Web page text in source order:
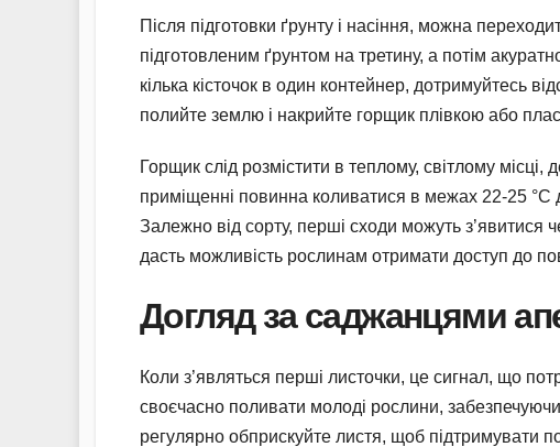
Після підготовки ґрунту і насіння, можна
підготовленим ґрунтом на третину, а потім
кілька кісточок в один контейнер, дотримуйтесь
полийте землю і накрийте горщик плівкою або
Горщик слід розмістити в теплому, світлому
приміщенні повинна коливатися в межах 22-25
Залежно від сорту, перші сходи можуть з’явитися
дасть можливість рослинам отримати доступ до
Догляд за саджанцями
Коли з’являться перші листочки, це сигнал, що
своєчасно поливати молоді рослини,
регулярно обприскуйте листя, щоб підтримувати